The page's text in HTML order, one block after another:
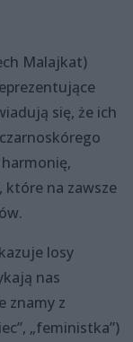
Malajkat)
się, że ich
na zawsze
losy
nas
znamy z
„feministka”)